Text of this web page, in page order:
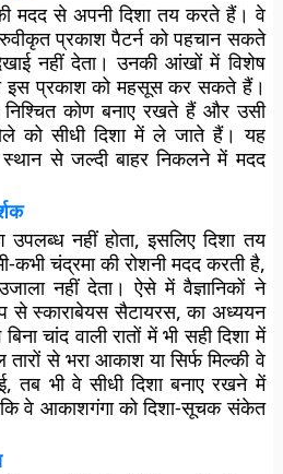
मदद से अपनी दिशा तय करते हैं। वे
प्रकाश पैटर्न को पहचान सकते
नहीं देता। उनकी आंखों में विशेष
इस प्रकाश को महसूस कर सकते हैं।
कोण बनाए रखते हैं और उसी
को सीधी दिशा में ले जाते हैं। यह
स्थान से जल्दी बाहर निकलने में मदद
नहीं होता, इसलिए दिशा तय
कभी चंद्रमा की रोशनी मदद करती है,
नहीं देता। ऐसे में वैज्ञानिकों ने
से स्काराबेयस सैटायरस, का अध्ययन
चांद वाली रातों में भी सही दिशा में
से भरा आकाश या सिर्फ मिल्की वे
तब भी वे सीधी दिशा बनाए रखने में
वे आकाशगंगा को दिशा-सूचक संकेत